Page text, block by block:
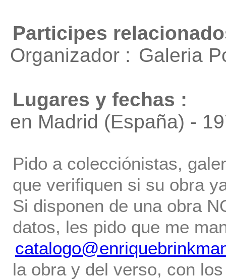
Participes
Organizador : Galeria
Lugares y fechas :
en Madrid (España) -
Pido a colecciónistas,
que verifiquen si su obra
Si disponen de una obra
datos, les pido que me
la obra y del verso, con